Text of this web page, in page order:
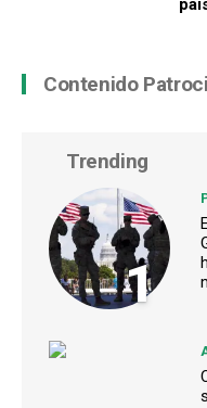
Contenido
Trending
1